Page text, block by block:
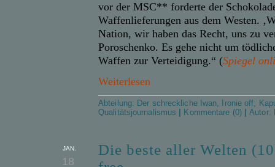
vor der MSC** forderte der
Waffenlieferungen aus dem Westen.
Nation, wir haben das Recht, uns zu
Poroschenko. Es gehe nicht um
Waffen zur Verteidigung.“ (Spiegel
Weiterlesen
Abteilung: Der schreckliche Iwan, Ironie off,
Qualitätsjournalismus
Kommentare (0)|Autor:
JAN.
18
Die beste aller Welten